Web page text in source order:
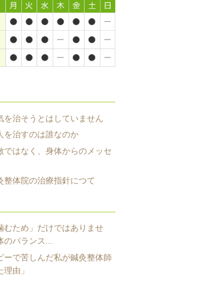
を治そうとはしていません
を治すのは誰なのか
ではなく、身体からのメッセ
整体院の治療指針につて
むため」だけではありませ
のバランス...
ーで苦しんだ私が鍼灸整体師
由」